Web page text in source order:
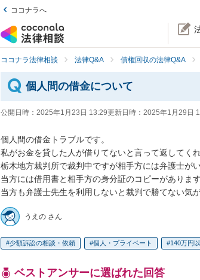
ココナラへ
ココナラ法律相談 法律Q&A 債権回収の法律Q&A
個人間の借金について
公開日時： 2025年1月23日 13:29更新日時： 2025年1月29日
個人間の借金トラブルです。
私がお金を貸した人が借りてないと言って返してくれ
栃木地方裁判所で裁判中ですが相手方には弁護士が
当方には借用書と相手方の身分証のコピーがあります
当方も弁護士先生を利用しないと裁判で勝てない気が
うえの さん
少額訴訟の相談・依頼 個人・プライベート 140万円
ベストアンサーに選ばれた回答